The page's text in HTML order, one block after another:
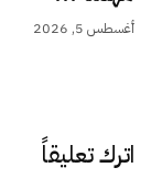
أغسطس 5, 2026
اترك تعليقاً